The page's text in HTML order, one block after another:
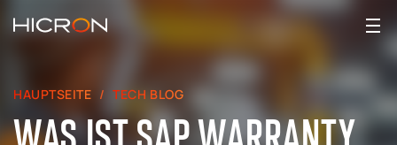
HAUPTSEITE TECH BLOG